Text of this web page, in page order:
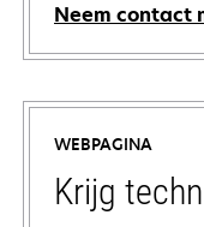
Neem contact
WEBPAGINA
Krijg